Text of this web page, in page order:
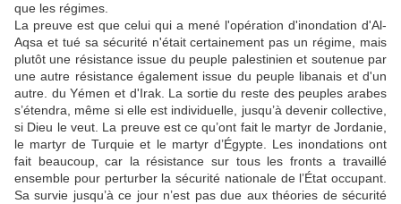
que les régimes.
La preuve est que celui qui a mené l'opération d'inondation d'Al-
Aqsa et tué sa sécurité n'était certainement pas un régime, mais
plutôt une résistance issue du peuple palestinien et soutenue par
une autre résistance également issue du peuple libanais et d'un
autre. du Yémen et d'Irak. La sortie du reste des peuples arabes
s’étendra, même si elle est individuelle, jusqu’à devenir collective,
si Dieu le veut. La preuve est ce qu’ont fait le martyr de Jordanie,
le martyr de Turquie et le martyr d’Égypte. Les inondations ont
fait beaucoup, car la résistance sur tous les fronts a travaillé
ensemble pour perturber la sécurité nationale de l’État occupant.
Sa survie jusqu’à ce jour n’est pas due aux théories de sécurité